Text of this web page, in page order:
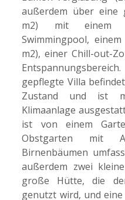
außerdem über eine
m2) mit einem
Swimmingpool,
m2), einer Chill-out-
gepflegte Villa
Zustand und ist
Klimaanlage
ist von einem
Obstgarten mit
Birnenbäumen
außerdem zwei
große Hütte, die
genutzt wird, und